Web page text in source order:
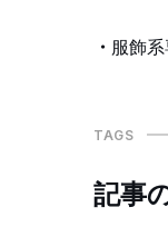
服飾
TAGS
記事